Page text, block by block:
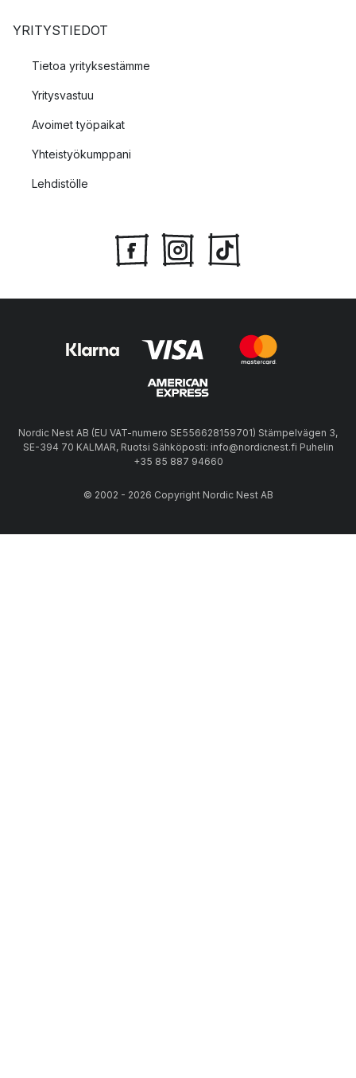
YRITYSTIEDOT
Tietoa yrityksestämme
Yritysvastuu
Avoimet työpaikat
Yhteistyökumppani
Lehdistölle
Nordic Nest AB (EU VAT-numero SE556628159701) Stämpelvägen 3,
SE-394 70 KALMAR, Ruotsi Sähköposti: info@nordicnest.fi Puhelin
+35 85 887 94660
© 2002 - 2026 Copyright Nordic Nest AB